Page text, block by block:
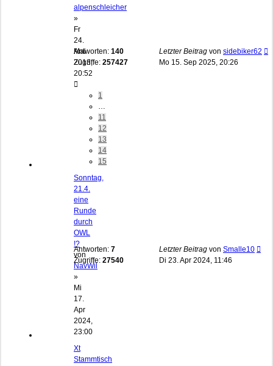
alpenschleicher
»
Fr
24.
Mai
2013,
20:52
1
11
12
13
14
15
Antworten: 140
Zugriffe: 257427
Letzter Beitrag von sidebiker62
Mo 15. Sep 2025, 20:26
Sonntag,
21.4.
eine
Runde
durch
OWL
!?
von
NavWil
»
Mi
17.
Apr
2024,
23:00
Antworten: 7
Zugriffe: 27540
Letzter Beitrag von Smalle10
Di 23. Apr 2024, 11:46
Xt
Stammtisch